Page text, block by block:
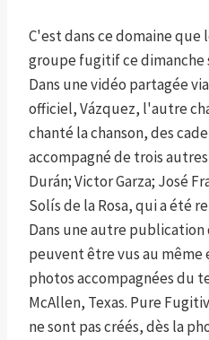
C'est dans ce domaine que
groupe fugitif ce dimanche
Dans une vidéo partagée
officiel, Vázquez, l'autre
chanté la chanson, des
accompagné de trois
Durán; Victor Garza; José
Solís de la Rosa, qui a été
Dans une autre
peuvent être vus au même
photos accompagnées du
McAllen, Texas. Pure
ne sont pas créés, dès la